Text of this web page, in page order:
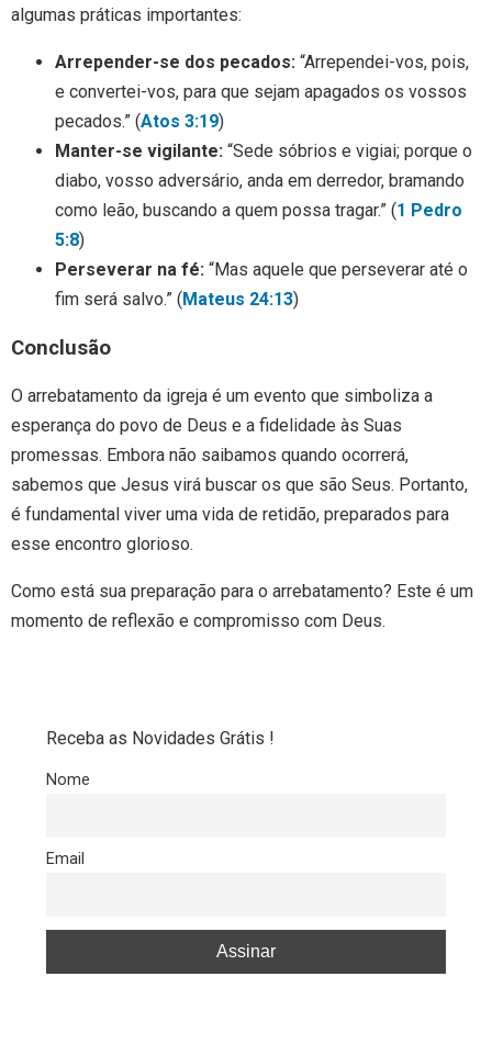
algumas práticas importantes:
Arrepender-se dos pecados: “Arrependei-vos, pois,
e convertei-vos, para que sejam apagados os vossos
pecados.” (Atos 3:19)
Manter-se vigilante: “Sede sóbrios e vigiai; porque o
diabo, vosso adversário, anda em derredor, bramando
como leão, buscando a quem possa tragar.” (1 Pedro
5:8)
Perseverar na fé: “Mas aquele que perseverar até o
fim será salvo.” (Mateus 24:13)
Conclusão
O arrebatamento da igreja é um evento que simboliza a
esperança do povo de Deus e a fidelidade às Suas
promessas. Embora não saibamos quando ocorrerá,
sabemos que Jesus virá buscar os que são Seus. Portanto,
é fundamental viver uma vida de retidão, preparados para
esse encontro glorioso.
Como está sua preparação para o arrebatamento? Este é um
momento de reflexão e compromisso com Deus.
Receba as Novidades Grátis !
Nome
Email